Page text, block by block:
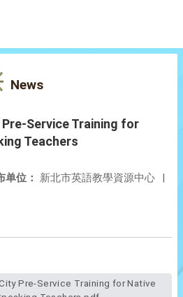
News
Pre-Service Training for
Teachers
单位： 新北市英語教學資源中心 |